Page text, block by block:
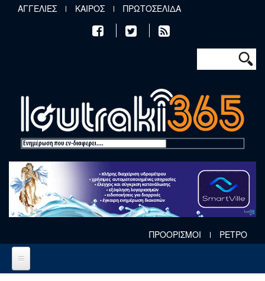
Παράκαμψη προς το κυρίως περιεχόμενο
ΑΓΓΕΛΙΕΣ ΚΑΙΡΟΣ ΠΡΩΤΟΣΕΛΙΔΑ
Φόρμα
Αναζήτηση
ΠΡΟΟΡΙΣΜΟΙ ΡΕΤΡΟ